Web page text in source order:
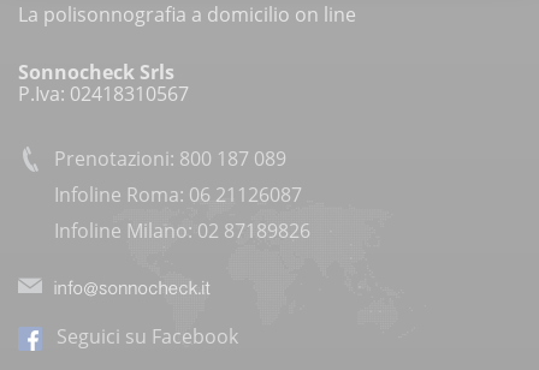
La polisonnografia a domicilio on line
Sonnocheck Srls
P.Iva: 02418310567
Prenotazioni: 800 187 089
Infoline Roma: 06 21126087
Infoline Milano: 02 87189826
Seguici su Facebook